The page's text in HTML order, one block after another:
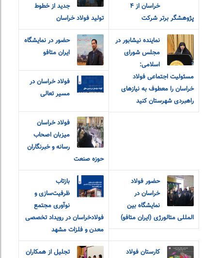
خراسان از ۴
پژوهشگر برتر شرکت
جدید از خطوط
تولید فولاد خراسان
نماینده نیشابور در
مجلس شورای
اسلامی:
مسئولیت اجتماعی فولاد
خراسان را معطوف به نیازهای
راهبردی شهرستان کنید
حضور در نمایشگاه
ایران متافو
فولاد خراسان در
مسیر تعالی
فولاد خراسان
میزبان اصحاب
رسانه و خبرنگاران
حوزه صنعت
حضور فولاد
خراسان در
نمایشگاه بین
المللی متالورژی (ایران متافو)
بازتاب
ظرفیت‌سازی و
نوآوری مجتمع
فولادخراسان در رویداد تخصصی
معدن و فلزات مشهد
کارستان فولاد تجلیل از همکاران